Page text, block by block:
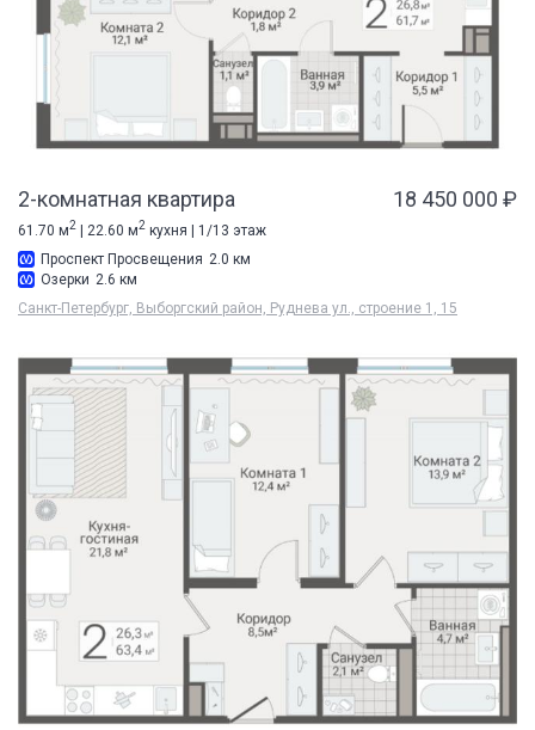
2-комнатная квартира 18 450 000 ₽
61.70 м2 | 22.60 м2 кухня | 1/13 этаж
Проспект Просвещения 2.0 км
Озерки 2.6 км
Санкт-Петербург, Выборгский район, Руднева ул., строение 1, 15